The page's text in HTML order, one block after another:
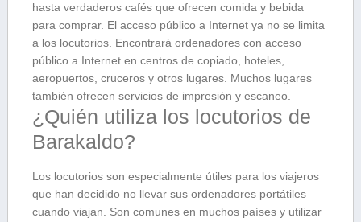
hasta verdaderos cafés que ofrecen comida y bebida
para comprar. El acceso público a Internet ya no se limita
a los locutorios. Encontrará ordenadores con acceso
público a Internet en centros de copiado, hoteles,
aeropuertos, cruceros y otros lugares. Muchos lugares
también ofrecen servicios de impresión y escaneo.
¿Quién utiliza los locutorios de
Barakaldo?
Los locutorios son especialmente útiles para los viajeros
que han decidido no llevar sus ordenadores portátiles
cuando viajan. Son comunes en muchos países y utilizar